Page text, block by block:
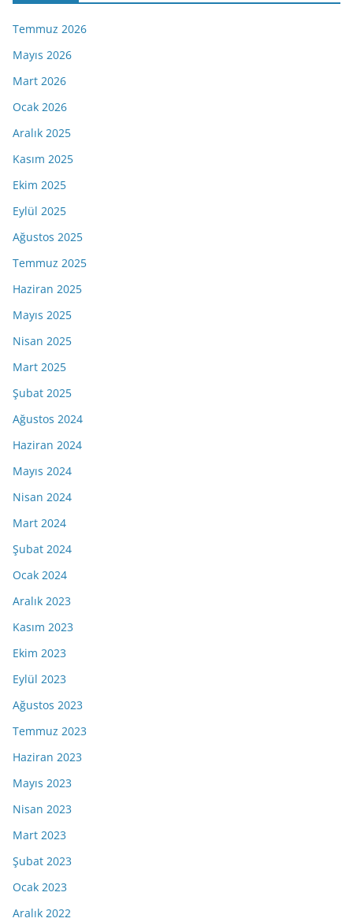
Temmuz 2026
Mayıs 2026
Mart 2026
Ocak 2026
Aralık 2025
Kasım 2025
Ekim 2025
Eylül 2025
Ağustos 2025
Temmuz 2025
Haziran 2025
Mayıs 2025
Nisan 2025
Mart 2025
Şubat 2025
Ağustos 2024
Haziran 2024
Mayıs 2024
Nisan 2024
Mart 2024
Şubat 2024
Ocak 2024
Aralık 2023
Kasım 2023
Ekim 2023
Eylül 2023
Ağustos 2023
Temmuz 2023
Haziran 2023
Mayıs 2023
Nisan 2023
Mart 2023
Şubat 2023
Ocak 2023
Aralık 2022